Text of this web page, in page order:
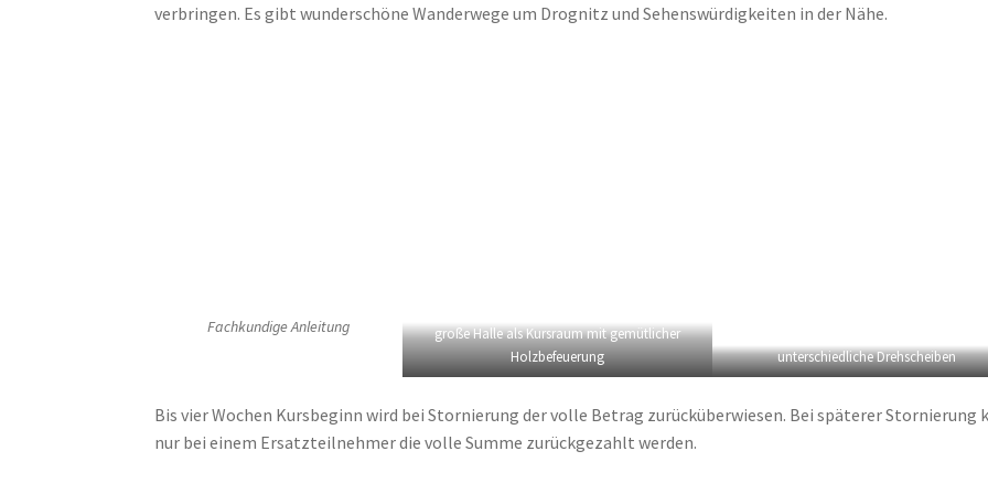
verbringen. Es gibt wunderschöne Wanderwege um Drognitz und Sehenswürdigkeiten in der Nähe.
Fachkundige Anleitung
große Halle als Kursraum mit gemütlicher
Holzbefeuerung
unterschiedliche Drehscheiben
Bis vier Wochen Kursbeginn wird bei Stornierung der volle Betrag zurücküberwiesen. Bei späterer Stornierung
nur bei einem Ersatzteilnehmer die volle Summe zurückgezahlt werden.